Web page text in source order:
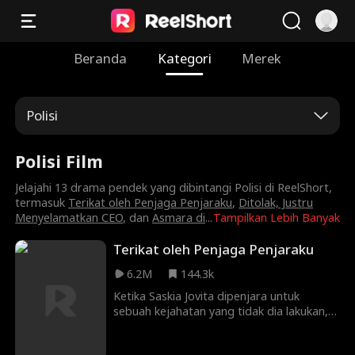
Beranda Kategori Merek
Polisi
Polisi Film
Tampilkan Lebih Banyak
Jelajahi 13 drama pendek yang dibintangi Polisi di ReelShort,
termasuk Terikat oleh Penjaga Penjaraku, Ditolak, Justru
Menyelamatkan CEO, danAsmara di...
Terikat oleh Penjaga Penjaraku
6.2M
144.3k
Ketika Saskia Jovita dipenjara untuk
sebuah kejahatan yang tidak dia lakukan,